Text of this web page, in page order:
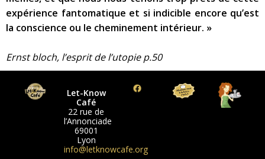
expérience fantomatique et si indicible encore qu’est
la conscience ou le cheminement intérieur. »
Ernst bloch, l’esprit de l’utopie p.50
Let-Know
Café
22 rue de
l’Annonciade
69001
Lyon
info@letknowcafe.org